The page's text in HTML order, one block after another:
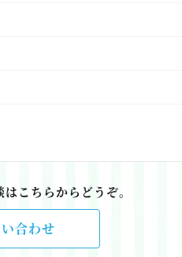
こちらからどうぞ。
合わせ